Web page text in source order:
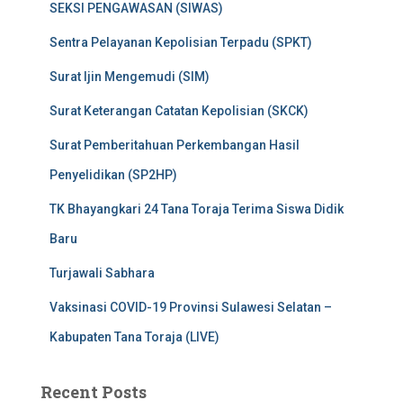
SEKSI PENGAWASAN (SIWAS)
Sentra Pelayanan Kepolisian Terpadu (SPKT)
Surat Ijin Mengemudi (SIM)
Surat Keterangan Catatan Kepolisian (SKCK)
Surat Pemberitahuan Perkembangan Hasil
Penyelidikan (SP2HP)
TK Bhayangkari 24 Tana Toraja Terima Siswa Didik
Baru
Turjawali Sabhara
Vaksinasi COVID-19 Provinsi Sulawesi Selatan –
Kabupaten Tana Toraja (LIVE)
Recent Posts